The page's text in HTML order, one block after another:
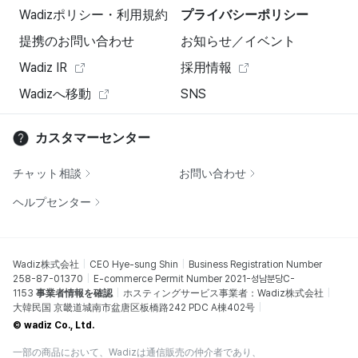
Wadizポリシー・利用規約
プライバシーポリシー
提携のお問い合わせ
お知らせ／イベント
Wadiz IR
採用情報
Wadizへ移動
SNS
カスタマーセンター
チャット相談 お問い合わせ
ヘルプセンター
Wadiz株式会社 CEO Hye-sung Shin
Business Registration Number
258-87-01370
E-commerce Permit Number 2021-성남분당C-
1153 事業者情報を確認
ホスティングサービス事業者：Wadiz株式会社
大韓民国 京畿道城南市盆唐区板橋路242 PDC A棟402号
© wadiz Co., Ltd.
一部の商品において、Wadizは通信販売の仲介者であり、